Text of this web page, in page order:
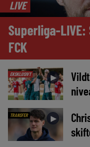
LIVE
Superliga-
FCK
EKSKLUSIVT ►
TRANSFER ►